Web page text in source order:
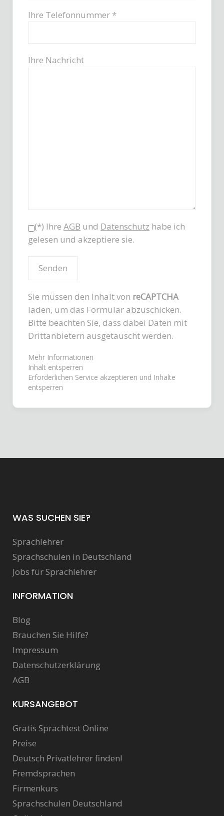
Ihre Telefonnummer *
Ihre Nachricht
(*) Ihre AGB und Datenschutz habe ich
gelesen und akzeptiere sie.
Sie müssen den Inhalt von reCAPTCHA
laden, um das Formular abzuschicken.
Bitte beachten Sie, dass dabei Daten mit
Drittanbietern ausgetauscht werden.
Mehr Informationen
Inhalt entsperren
Erforderlichen Service akzeptieren und Inhalte
entsperren
WAS SUCHEN SIE?
Sprachlehrer
Sprachschulen in Deutschland
Jobs für Sprachlehrer
INFORMATION
Blog
Brauchen Sie Hilfe?
Impressum
Datenschutzerklärung
AGB
KURSANGEBOT
Gratis Sprachtest Online
Preise
Deutsch Privatlehrer finden!
Fremdsprachen
Firmenkurs
Sprachschulen Deutschland